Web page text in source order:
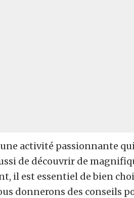
activité passionnante
de découvrir de
il est essentiel de bien
donnerons des conseils